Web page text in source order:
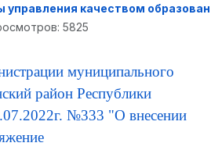
управления качеством
5825
муниципального
район Республики
№333 "О внесении